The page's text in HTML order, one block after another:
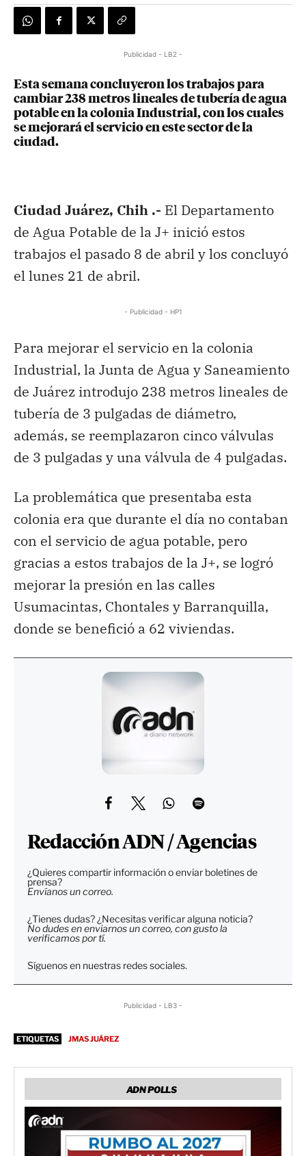
Publicidad - LB2 -
Esta semana concluyeron los trabajos para
cambiar 238 metros lineales de tubería de agua
potable en la colonia Industrial, con los cuales
se mejorará el servicio en este sector de la
ciudad.
Ciudad Juárez, Chih .- El Departamento
de Agua Potable de la J+ inició estos
trabajos el pasado 8 de abril y los concluyó
el lunes 21 de abril.
- Publicidad - HP1
Para mejorar el servicio en la colonia
Industrial, la Junta de Agua y Saneamiento
de Juárez introdujo 238 metros lineales de
tubería de 3 pulgadas de diámetro,
además, se reemplazaron cinco válvulas
de 3 pulgadas y una válvula de 4 pulgadas.
La problemática que presentaba esta
colonia era que durante el día no contaban
con el servicio de agua potable, pero
gracias a estos trabajos de la J+, se logró
mejorar la presión en las calles
Usumacintas, Chontales y Barranquilla,
donde se benefició a 62 viviendas.
Redacción ADN / Agencias
¿Quieres compartir información o enviar boletines de
prensa?
Envíanos un correo.
¿Tienes dudas? ¿Necesitas verificar alguna noticia?
No dudes en enviarnos un correo, con gusto la
verificamos por tí.
Síguenos en nuestras redes sociales.
Publicidad - LB3 -
ETIQUETAS JMAS JUÁREZ
ADN POLLS